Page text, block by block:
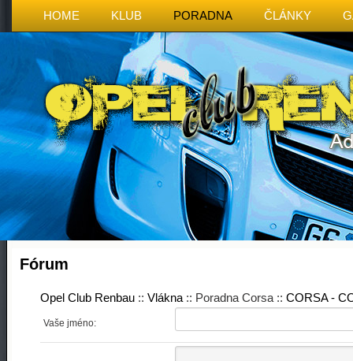
HOME KLUB PORADNA ČLÁNKY
Fórum
Opel Club Renbau :: Vlákna :: Poradna Corsa :: CORSA -
Vaše jméno: